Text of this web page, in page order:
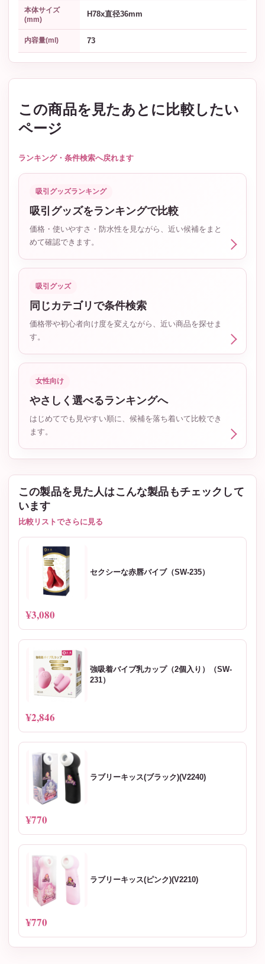
本体サイズ
(mm)
H78x直径36mm
内容量(ml) 73
この商品を見たあとに比較したい
ページ
ランキング・条件検索へ戻れます
吸引グッズランキング
吸引グッズをランキングで比較
価格・使いやすさ・防水性を見ながら、近い候補をまと
めて確認できます。
吸引グッズ
同じカテゴリで条件検索
価格帯や初心者向け度を変えながら、近い商品を探せま
す。
女性向け
やさしく選べるランキングへ
はじめてでも見やすい順に、候補を落ち着いて比較でき
ます。
この製品を見た人はこんな製品もチェックして
います
比較リストでさらに見る
セクシーな赤唇バイブ（SW-235）
¥3,080
強吸着バイブ乳カップ（2個入り）（SW-
231）
¥2,846
ラブリーキッス(ブラック)(V2240)
¥770
ラブリーキッス(ピンク)(V2210)
¥770